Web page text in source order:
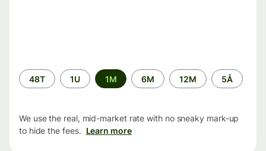
Time
period
48T 1U 1M 6M 12M 5Å
We use the real, mid-market rate with no sneaky mark-up
to hide the fees. Learn more